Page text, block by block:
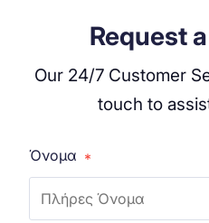
Request
Our 24/7 Customer
touch to
Όνομα *